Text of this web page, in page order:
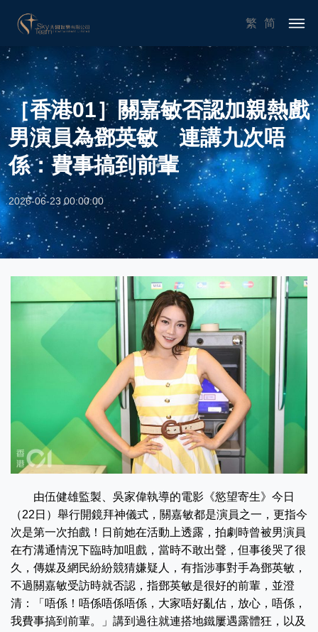
繁 简
［香港01］關嘉敏否認加親熱戲
男演員為鄧英敏 連講九次唔
係：費事搞到前輩
2026-06-23 00:00:00
由伍健雄監製、吳家偉執導的電影《慾望寄生》今日
（22日）舉行開鏡拜神儀式，關嘉敏都是演員之一，更指今
次是第一次拍戲！日前她在活動上透露，拍劇時曾被男演員
在冇溝通情況下臨時加咀戲，當時不敢出聲，但事後哭了很
久，傳媒及網民紛紛競猜嫌疑人，有指涉事對手為鄧英敏，
不過關嘉敏受訪時就否認，指鄧英敏是很好的前輩，並澄
清：「唔係！唔係唔係唔係，大家唔好亂估，放心，唔係，
我費事搞到前輩。」講到過往就連搭地鐵屢遇露體狂，以及